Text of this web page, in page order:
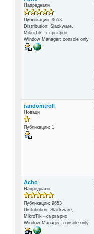
Напреднали
Публикации: 9653
Distribution: Slackware,
MikroTik - сървърно
Window Manager: console only
randomtroll
Новаци
Публикации: 1
Acho
Напреднали
Публикации: 9653
Distribution: Slackware,
MikroTik - сървърно
Window Manager: console only